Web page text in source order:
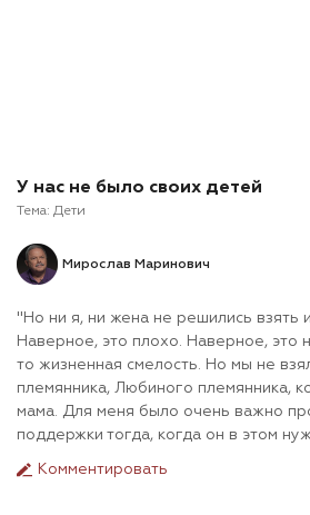
У нас не было своих детей
Тема: Дети
Мирослав Маринович
"Но ни я, ни жена не решились взять
Наверное, это плохо. Наверное, это
то жизненная смелость. Но мы не
племянника, Любиного племянника,
мама. Для меня было очень важно
поддержки тогда, когда он в этом
Комментировать